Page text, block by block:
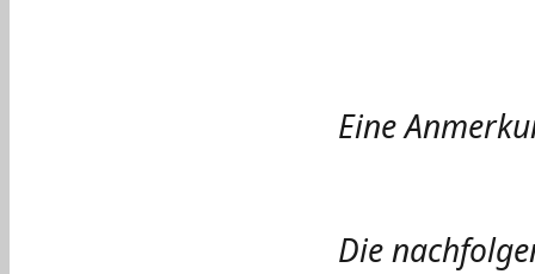
Eine
Die